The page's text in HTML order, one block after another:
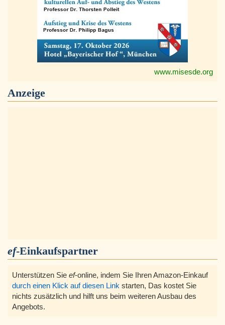
www.misesde.org
Anzeige
ef-Einkaufspartner
Unterstützen Sie ef-online, indem Sie Ihren Amazon-Einkauf
durch einen Klick auf diesen Link starten, Das kostet Sie
nichts zusätzlich und hilft uns beim weiteren Ausbau des
Angebots.